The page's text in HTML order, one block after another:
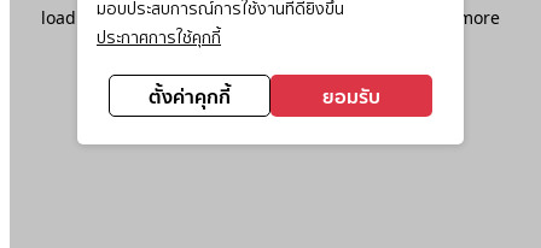
มอบประสบการณ์การใช้งานที่ดียิ่งขึ้น
ประกาศการใช้คุกกี้
ตั้งค่าคุกกี้ ยอมรับ
loadingwww.ktc.co.th(see the browser console
for more
information).